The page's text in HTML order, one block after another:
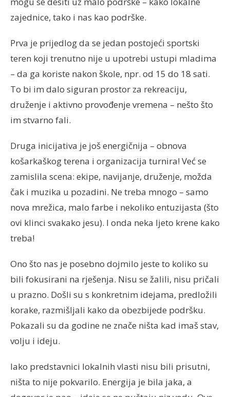
zajednice, tako i nas kao podrške.
Prva je prijedlog da se jedan postojeći sportski
teren koji trenutno nije u upotrebi ustupi mladima
– da ga koriste nakon škole, npr. od 15 do 18 sati.
To bi im dalo siguran prostor za rekreaciju,
druženje i aktivno provođenje vremena – nešto što
im stvarno fali.
Druga inicijativa je još energičnija – obnova
košarkaškog terena i organizacija turnira! Već se
zamislila scena: ekipe, navijanje, druženje, možda
čak i muzika u pozadini. Ne treba mnogo – samo
nova mrežica, malo farbe i nekoliko entuzijasta (što
ovi klinci svakako jesu). I onda neka ljeto krene kako
treba!
Ono što nas je posebno dojmilo jeste to koliko su
bili fokusirani na rješenja. Nisu se žalili, nisu pričali
u prazno. Došli su s konkretnim idejama, predložili
korake, razmišljali kako da obezbijede podršku.
Pokazali su da godine ne znače ništa kad imaš stav,
volju i ideju.
Iako predstavnici lokalnih vlasti nisu bili prisutni,
ništa to nije pokvarilo. Energija je bila jaka, a